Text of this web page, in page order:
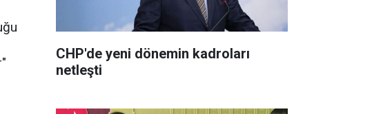
CHP'de yeni dönemin kadroları
netleşti